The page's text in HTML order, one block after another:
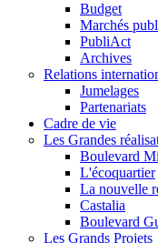
Budget
Marchés
PubliAct
Archives
Relations
Jumelages
Partenariats
Cadre de vie
Les Grandes
Boulevard
L'écoquartier
La nouvelle
Castalia
Boulevard
Les Grands Projets